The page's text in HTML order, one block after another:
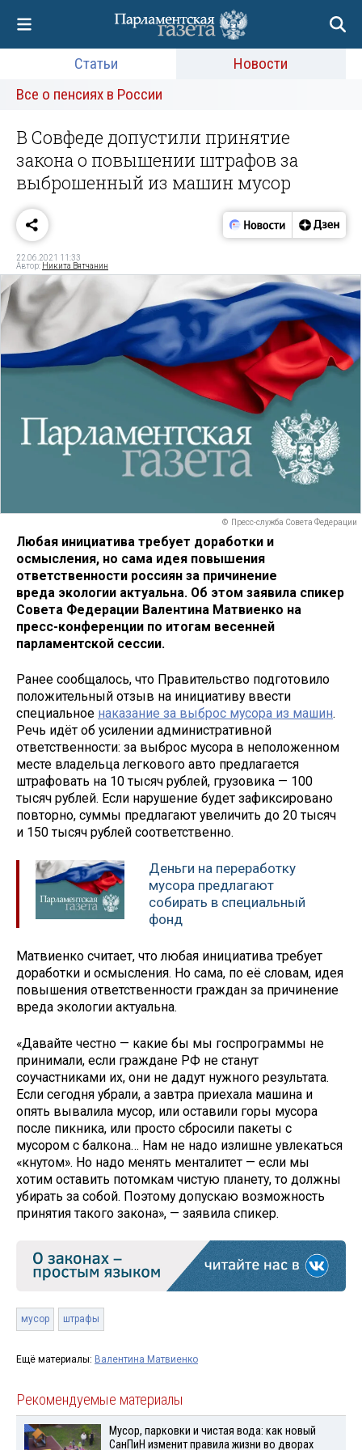
Статьи
Новости
Все о пенсиях в России
В Совфеде допустили принятие
закона о повышении штрафов за
выброшенный из машин мусор
22.06.2021 11:33
Автор: Никита Вятчанин
© Пресс-служба Совета Федерации
Любая инициатива требует доработки и
осмысления, но сама идея повышения
ответственности россиян за причинение
вреда экологии актуальна. Об этом заявила спикер
Совета Федерации Валентина Матвиенко на
пресс-конференции по итогам весенней
парламентской сессии.
Ранее сообщалось, что Правительство подготовило
положительный отзыв на инициативу ввести
специальное наказание за выброс мусора из машин.
Речь идёт об усилении административной
ответственности: за выброс мусора в неположенном
месте владельца легкового авто предлагается
штрафовать на 10 тысяч рублей, грузовика — 100
тысяч рублей. Если нарушение будет зафиксировано
повторно, суммы предлагают увеличить до 20 тысяч
и 150 тысяч рублей соответственно.
Деньги на переработку
мусора предлагают
собирать в специальный
фонд
Матвиенко считает, что любая инициатива требует
доработки и осмысления. Но сама, по её словам, идея
повышения ответственности граждан за причинение
вреда экологии актуальна.
«Давайте честно — какие бы мы госпрограммы не
принимали, если граждане РФ не станут
соучастниками их, они не дадут нужного результата.
Если сегодня убрали, а завтра приехала машина и
опять вывалила мусор, или оставили горы мусора
после пикника, или просто сбросили пакеты с
мусором с балкона… Нам не надо излишне увлекаться
«кнутом». Но надо менять менталитет — если мы
хотим оставить потомкам чистую планету, то должны
убирать за собой. Поэтому допускаю возможность
принятия такого закона», — заявила спикер.
мусор штрафы
Ещё материалы: Валентина Матвиенко
Рекомендуемые материалы
Мусор, парковки и чистая вода: как новый
СанПиН изменит правила жизни во дворах